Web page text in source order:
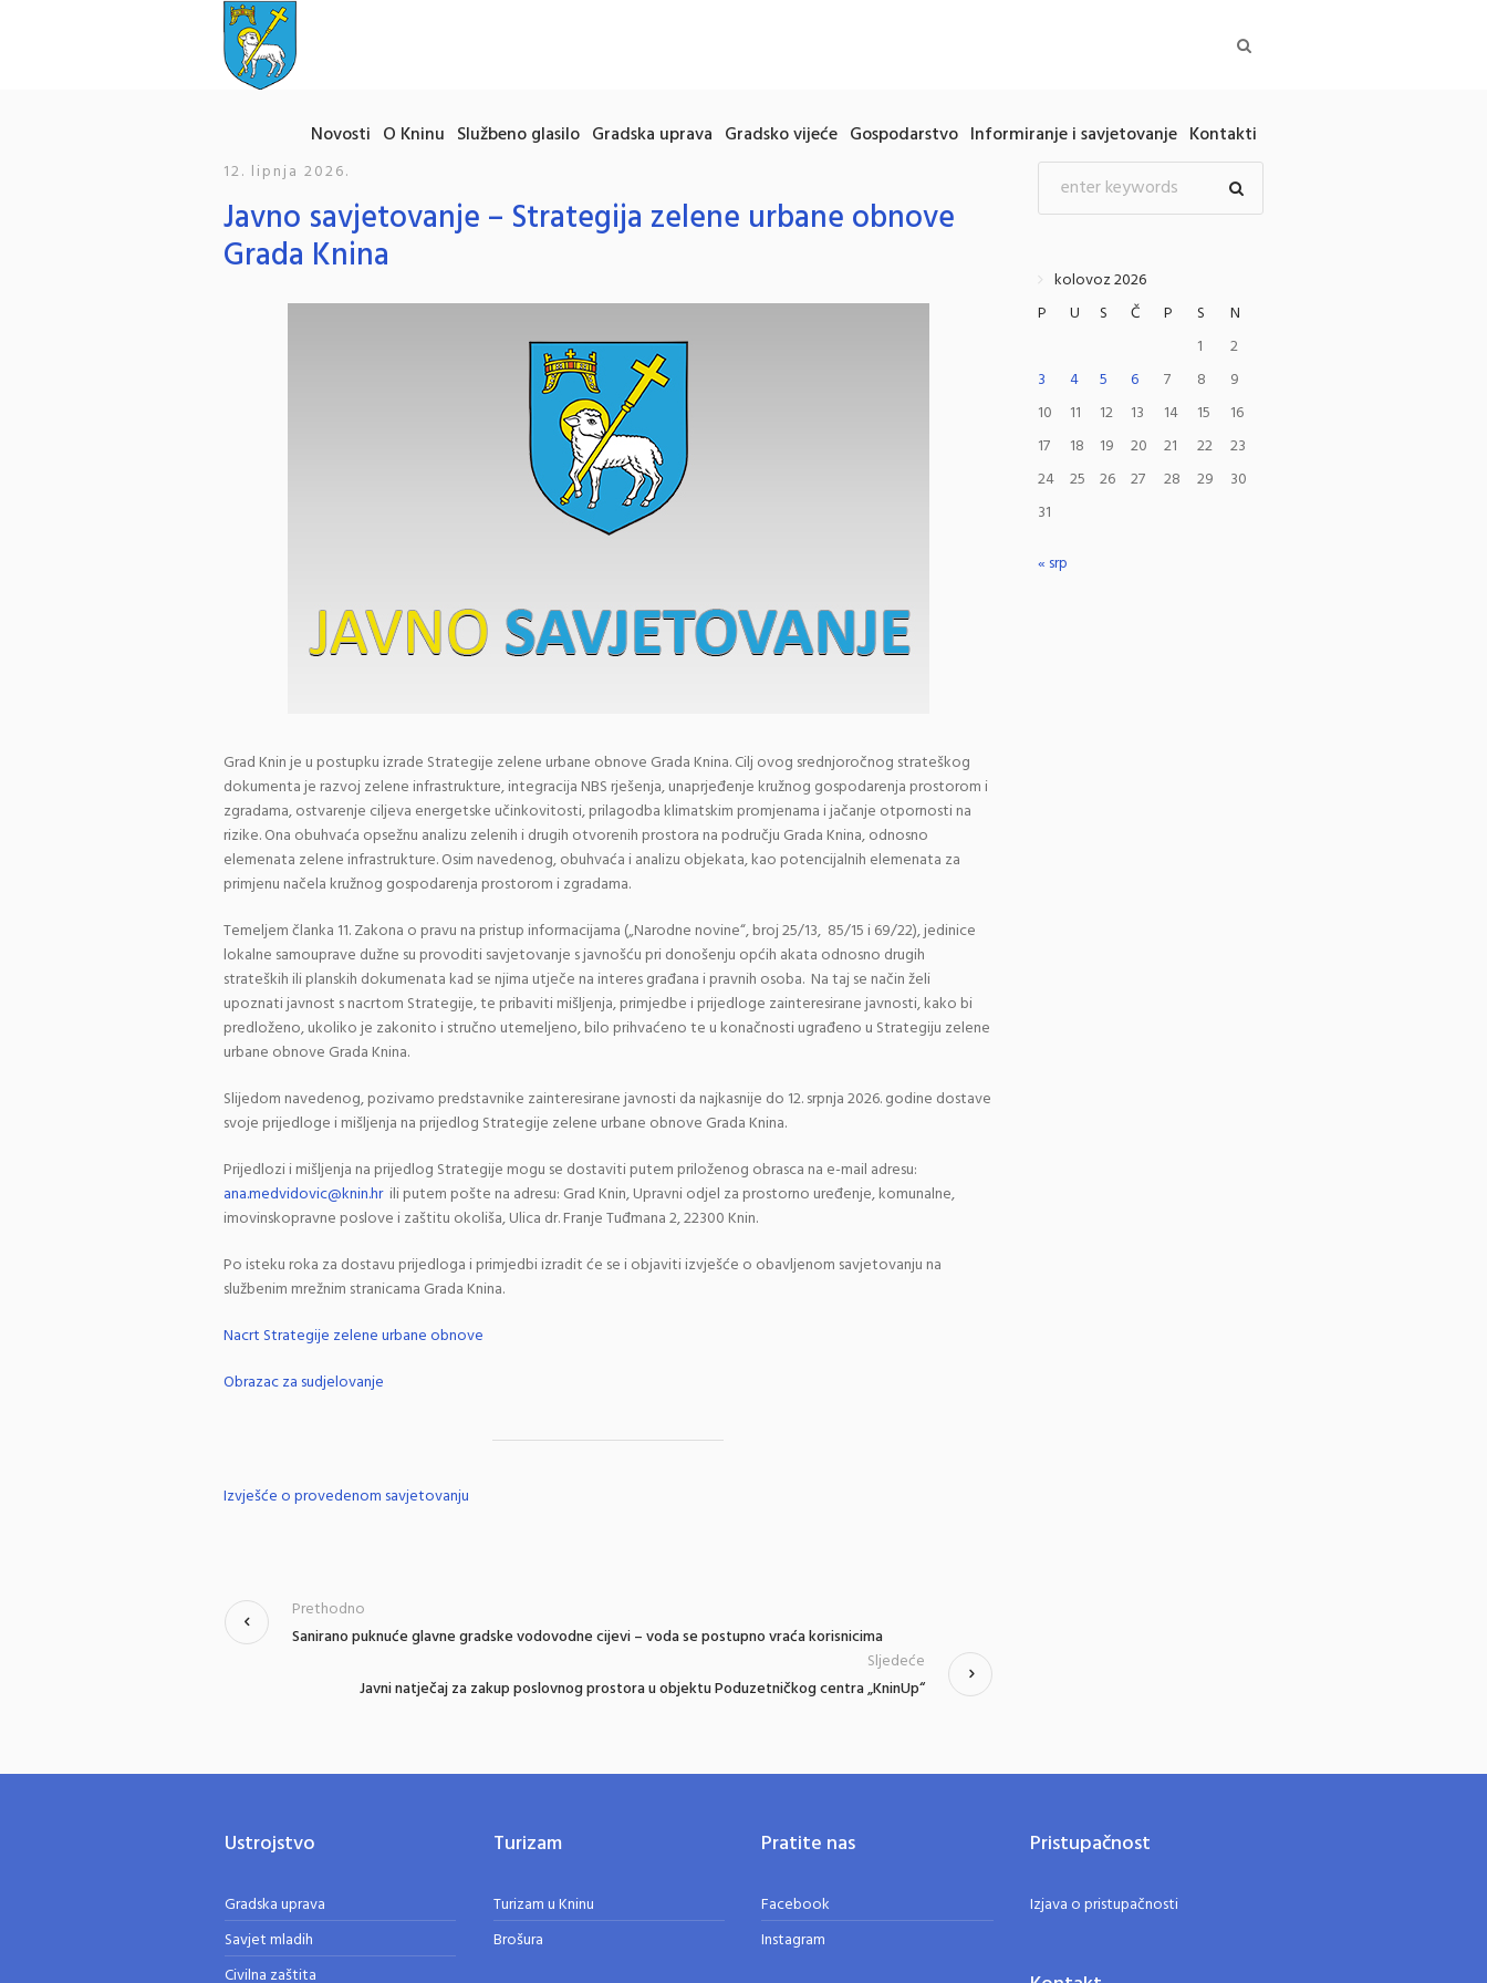
Novosti O Kninu Službeno glasilo Gradska uprava Gradsko vijeće Gospodarstvo Informiranje i savjetovanje Kontakti
12. lipnja 2026.
Javno savjetovanje – Strategija zelene urbane obnove
Grada Knina
Grad Knin je u postupku izrade Strategije zelene urbane obnove Grada Knina. Cilj ovog srednjoročnog strateškog
dokumenta je razvoj zelene infrastrukture, integracija NBS rješenja, unaprjeđenje kružnog gospodarenja prostorom i
zgradama, ostvarenje ciljeva energetske učinkovitosti, prilagodba klimatskim promjenama i jačanje otpornosti na
rizike. Ona obuhvaća opsežnu analizu zelenih i drugih otvorenih prostora na području Grada Knina, odnosno
elemenata zelene infrastrukture. Osim navedenog, obuhvaća i analizu objekata, kao potencijalnih elemenata za
primjenu načela kružnog gospodarenja prostorom i zgradama.
Temeljem članka 11. Zakona o pravu na pristup informacijama („Narodne novine“, broj 25/13, 85/15 i 69/22), jedinice
lokalne samouprave dužne su provoditi savjetovanje s javnošću pri donošenju općih akata odnosno drugih
strateških ili planskih dokumenata kad se njima utječe na interes građana i pravnih osoba. Na taj se način želi
upoznati javnost s nacrtom Strategije, te pribaviti mišljenja, primjedbe i prijedloge zainteresirane javnosti, kako bi
predloženo, ukoliko je zakonito i stručno utemeljeno, bilo prihvaćeno te u konačnosti ugrađeno u Strategiju zelene
urbane obnove Grada Knina.
Slijedom navedenog, pozivamo predstavnike zainteresirane javnosti da najkasnije do 12. srpnja 2026. godine dostave
svoje prijedloge i mišljenja na prijedlog Strategije zelene urbane obnove Grada Knina.
Prijedlozi i mišljenja na prijedlog Strategije mogu se dostaviti putem priloženog obrasca na e-mail adresu:
ana.medvidovic@knin.hrili putem pošte na adresu: Grad Knin, Upravni odjel za prostorno uređenje, komunalne,
imovinskopravne poslove i zaštitu okoliša, Ulica dr. Franje Tuđmana 2, 22300 Knin.
Po isteku roka za dostavu prijedloga i primjedbi izradit će se i objaviti izvješće o obavljenom savjetovanju na
službenim mrežnim stranicama Grada Knina.
Nacrt Strategije zelene urbane obnove
Obrazac za sudjelovanje
Izvješće o provedenom savjetovanju
Sanirano puknuće glavne gradske vodovodne cijevi – voda se postupno vraća korisnicima
Prethodno
Javni natječaj za zakup poslovnog prostora u objektu Poduzetničkog centra „KninUp“
Sljedeće
kolovoz 2026
P
U S Č P S
N
1
2
3
4 5 6 7 8
9
10
11 12 13 14 15
16
17
18 19 20 21 22
23
24
25 26 27 28 29
30
31
« srp
Ustrojstvo
Gradska uprava
Savjet mladih
Civilna zaštita
Turizam
Turizam u Kninu
Brošura
Pratite nas
Facebook
Instagram
Pristupačnost
Izjava o pristupačnosti